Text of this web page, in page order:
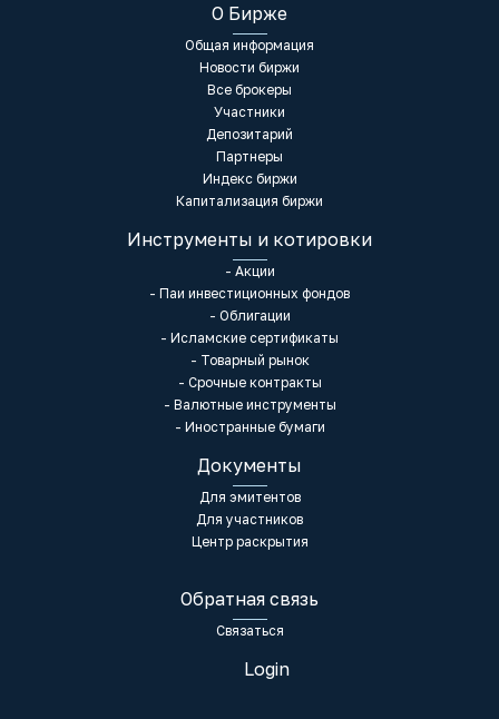
О Бирже
Общая информация
Новости биржи
Все брокеры
Участники
Депозитарий
Партнеры
Индекс биржи
Капитализация биржи
Инструменты и котировки
- Акции
- Паи инвестиционных фондов
- Облигации
- Исламские сертификаты
- Товарный рынок
- Срочные контракты
- Валютные инструменты
- Иностранные бумаги
Документы
Для эмитентов
Для участников
Центр раскрытия
Обратная связь
Связаться
Login